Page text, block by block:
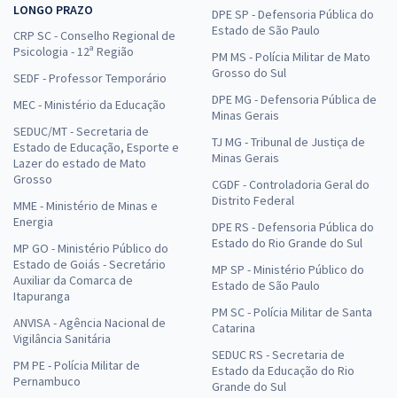
LONGO PRAZO
CRP SC - Conselho Regional de
Psicologia - 12ª Região
SEDF - Professor Temporário
MEC - Ministério da Educação
SEDUC/MT - Secretaria de
Estado de Educação, Esporte e
Lazer do estado de Mato
Grosso
MME - Ministério de Minas e
Energia
MP GO - Ministério Público do
Estado de Goiás - Secretário
Auxiliar da Comarca de
Itapuranga
ANVISA - Agência Nacional de
Vigilância Sanitária
PM PE - Polícia Militar de
Pernambuco
DPE SP - Defensoria Pública do
Estado de São Paulo
PM MS - Polícia Militar de Mato
Grosso do Sul
DPE MG - Defensoria Pública de
Minas Gerais
TJ MG - Tribunal de Justiça de
Minas Gerais
CGDF - Controladoria Geral do
Distrito Federal
DPE RS - Defensoria Pública do
Estado do Rio Grande do Sul
MP SP - Ministério Público do
Estado de São Paulo
PM SC - Polícia Militar de Santa
Catarina
SEDUC RS - Secretaria de
Estado da Educação do Rio
Grande do Sul